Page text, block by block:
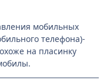
мобильных
телефона)-
на пласинку